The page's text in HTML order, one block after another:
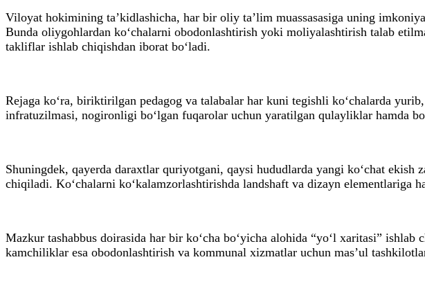
Viloyat hokimining ta’kidlashicha, har bir oliy ta’lim muassasasiga uning
Bunda oliygohlardan ko‘chalarni obodonlashtirish yoki moliyalashtirish talab
takliflar ishlab chiqishdan iborat bo‘ladi.
Rejaga ko‘ra, biriktirilgan pedagog va talabalar har kuni tegishli ko‘chalarda
infratuzilmasi, nogironligi bo‘lgan fuqarolar uchun yaratilgan qulayliklar hamda
Shuningdek, qayerda daraxtlar quriyotgani, qaysi hududlarda yangi ko‘chat
chiqiladi. Ko‘chalarni ko‘kalamzorlashtirishda landshaft va dizayn elementlariga
Mazkur tashabbus doirasida har bir ko‘cha bo‘yicha alohida “yo‘l xaritasi”
kamchiliklar esa obodonlashtirish va kommunal xizmatlar uchun mas’ul